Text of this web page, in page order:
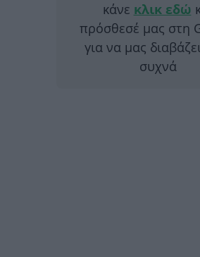
κάνε κλικ εδώ
πρόσθεσέ μας στη
για να μας
συχνά